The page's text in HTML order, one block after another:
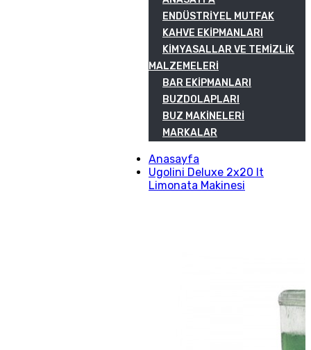
ENDÜSTRIYEL MUTFAK
KAHVE EKIPMANLARI
KIMYASALLAR VE TEMIZLIK
MALZEMELERI
BAR EKIPMANLARI
BUZDOLAPLARI
BUZ MAKINELERI
MARKALAR
Anasayfa
Ugolini Deluxe 2x20 lt
Limonata Makinesi